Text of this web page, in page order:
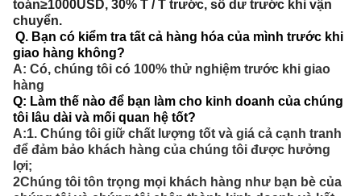
toán≥1000USD, 30% T / T trước, số dư trước khi vận
chuyển.
Q. Bạn có kiểm tra tất cả hàng hóa của mình trước khi
giao hàng không?
A: Có, chúng tôi có 100% thử nghiệm trước khi giao
hàng
Q: Làm thế nào để bạn làm cho kinh doanh của chúng
tôi lâu dài và mối quan hệ tốt?
A:1. Chúng tôi giữ chất lượng tốt và giá cả cạnh tranh
để đảm bảo khách hàng của chúng tôi được hưởng
lợi;
2Chúng tôi tôn trọng mọi khách hàng như bạn bè của